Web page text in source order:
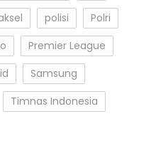
polisi
Polri
Premier League
Samsung
Timnas Indonesia